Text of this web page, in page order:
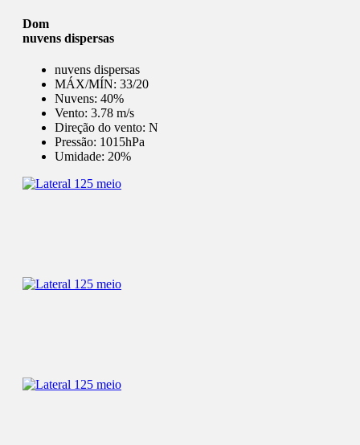
Dom
nuvens dispersas
nuvens dispersas
MÁX/MÍN: 33/20
Nuvens: 40%
Vento: 3.78 m/s
Direção do vento: N
Pressão: 1015hPa
Umidade: 20%